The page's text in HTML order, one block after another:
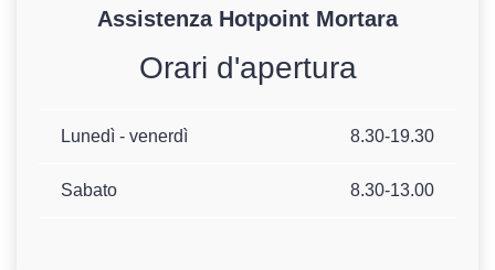
Assistenza Hotpoint Mortara
Orari d'apertura
Lunedì - venerdì 8.30-19.30
Sabato 8.30-13.00